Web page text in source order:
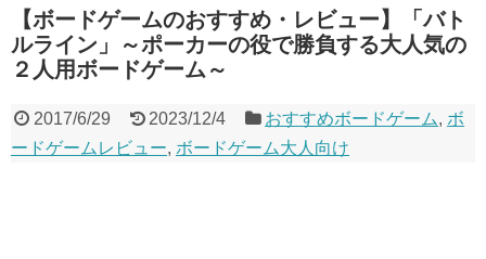
【ボードゲームのおすすめ・レビュー】「バト
ルライン」～ポーカーの役で勝負する大人気の
２人用ボードゲーム～
2017/6/29 2023/12/4 おすすめボードゲーム, ボ
ードゲームレビュー, ボードゲーム大人向け